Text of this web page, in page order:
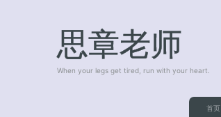
思章老师
When your legs get tired, run with your heart.
首页